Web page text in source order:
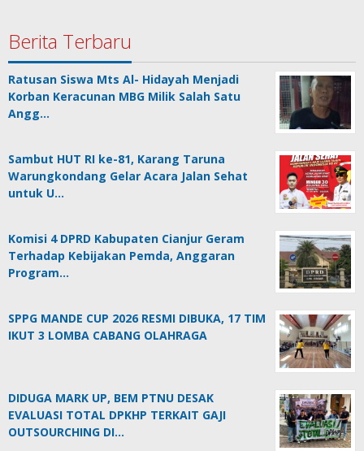
Berita Terbaru
Ratusan Siswa Mts Al- Hidayah Menjadi
Korban Keracunan MBG Milik Salah Satu
Angg…
Sambut HUT RI ke-81, Karang Taruna
Warungkondang Gelar Acara Jalan Sehat
untuk U…
Komisi 4 DPRD Kabupaten Cianjur Geram
Terhadap Kebijakan Pemda, Anggaran
Program…
SPPG MANDE CUP 2026 RESMI DIBUKA, 17 TIM
IKUT 3 LOMBA CABANG OLAHRAGA
DIDUGA MARK UP, BEM PTNU DESAK
EVALUASI TOTAL DPKHP TERKAIT GAJI
OUTSOURCHING DI…